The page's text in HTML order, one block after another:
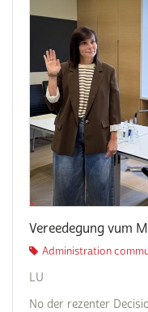
Vereedegung vum
Administration
LU
No der rezenter